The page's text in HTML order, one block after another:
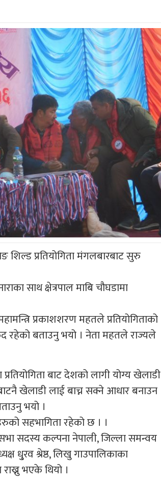
शिल्ड प्रतियोगिता मंगलबारबाट सुरु
साथ क्षेत्रपाल माबि चौघडामा
प्रकाशशरण महतले प्रतियोगिताको
रहेको बताउनु भयो । नेता महतले राज्यले
बाट देशको लागी योग्य खेलाडी
खेलाडी लाई बाच्न सक्ने आधार बनाउन
भयो ।
सहभागिता रहेको छ । ।
सभा सदस्य कल्पना नेपाली, जिल्ला समन्वय
धु्रव श्रेष्ठ, लिखु गाउपालिकाका
भएके थियो ।